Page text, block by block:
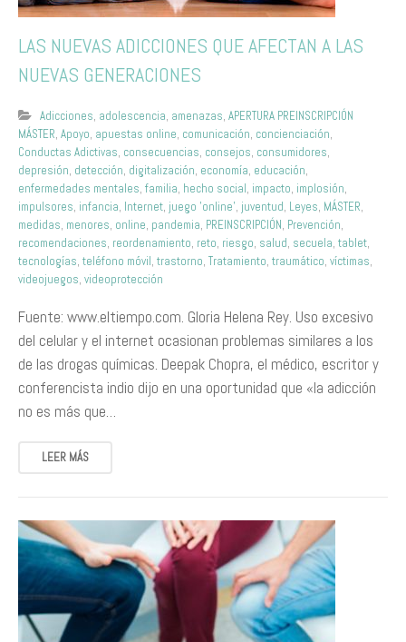
LAS NUEVAS ADICCIONES QUE AFECTAN A LAS
NUEVAS GENERACIONES
Adicciones, adolescencia, amenazas, APERTURA PREINSCRIPCIÓN
MÁSTER, Apoyo, apuestas online, comunicación, concienciación,
Conductas Adictivas, consecuencias, consejos, consumidores,
depresión, detección, digitalización, economía, educación,
enfermedades mentales, familia, hecho social, impacto, implosión,
impulsores, infancia, Internet, juego 'online', juventud, Leyes, MÁSTER,
medidas, menores, online, pandemia, PREINSCRIPCIÓN, Prevención,
recomendaciones, reordenamiento, reto, riesgo, salud, secuela, tablet,
tecnologías, teléfono móvil, trastorno, Tratamiento, traumático, víctimas,
videojuegos, videoprotección
Fuente: www.eltiempo.com. Gloria Helena Rey. Uso excesivo
del celular y el internet ocasionan problemas similares a los
de las drogas químicas. Deepak Chopra, el médico, escritor y
conferencista indio dijo en una oportunidad que «la adicción
no es más que…
LEER MÁS